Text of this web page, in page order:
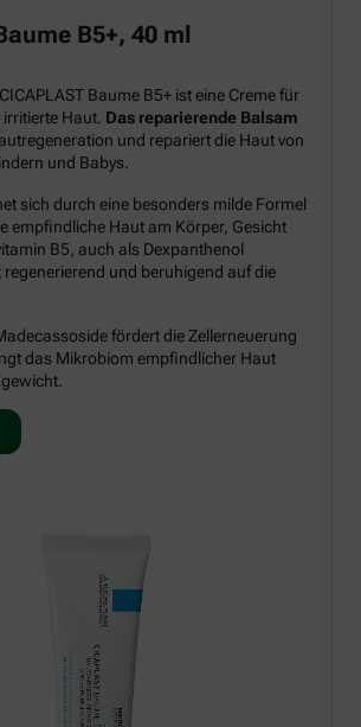
B5+, 40 ml
Baume B5+ ist eine Creme für
Haut. Das reparierende Balsam
und repariert die Haut von
und Babys.
sich durch eine besonders milde Formel
empfindliche Haut am Körper, Gesicht
B5, auch als Dexpanthenol
und beruhigend auf die
fördert die Zellerneuerung
das Mikrobiom empfindlicher Haut